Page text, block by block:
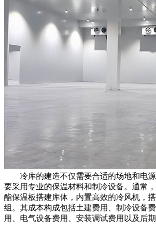
冷库的建造不仅需要合适的场地和电源
要采用专业的保温材料和制冷设备。通常
酯保温板搭建库体，内置高效的冷风机，
组。其成本构成包括土建费用、制冷设备
用、电气设备费用、安装调试费用以及后